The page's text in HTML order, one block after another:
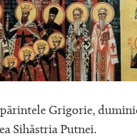
Grigorie,
Sihăstria Putnei.